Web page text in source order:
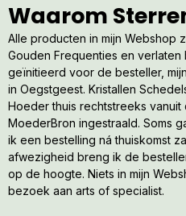
Waarom
Alle producten in mijn Webshop
Gouden Frequenties en
geïnitieerd voor de besteller,
in Oegstgeest. Kristallen
Hoeder thuis rechtstreeks vanuit
MoederBron ingestraald. Soms
ik een bestelling ná thuiskomst
afwezigheid breng ik de
op de hoogte. Niets in mijn
bezoek aan arts of specialist.